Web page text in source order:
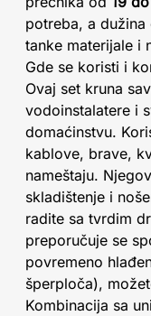
potreba, a dužina
tanke materijale i
Gde se koristi i
Ovaj set kruna
vodoinstalatere i
domaćinstvu.
kablove, brave,
nameštaju.
skladištenje i
radite sa tvrdim
preporučuje se
povremeno
šperploča),
Kombinacija sa